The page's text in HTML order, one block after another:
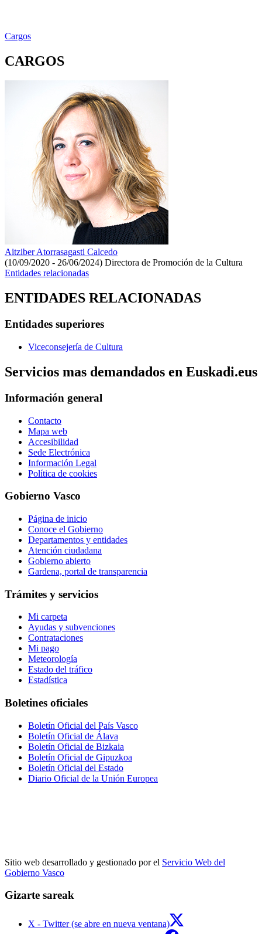
Cargos
CARGOS
Aitziber Atorrasagasti Calcedo
(10/09/2020 - 26/06/2024) Directora de Promoción de la Cultura
Entidades relacionadas
ENTIDADES RELACIONADAS
Entidades superiores
Viceconsejería de Cultura
Servicios mas demandados en Euskadi.eus
Información general
Contacto
Mapa web
Accesibilidad
Sede Electrónica
Información Legal
Política de cookies
Gobierno Vasco
Página de inicio
Conoce el Gobierno
Departamentos y entidades
Atención ciudadana
Gobierno abierto
Gardena, portal de transparencia
Trámites y servicios
Mi carpeta
Ayudas y subvenciones
Contrataciones
Mi pago
Meteorología
Estado del tráfico
Estadística
Boletines oficiales
Boletín Oficial del País Vasco
Boletín Oficial de Álava
Boletín Oficial de Bizkaia
Boletín Oficial de Gipuzkoa
Boletín Oficial del Estado
Diario Oficial de la Unión Europea
Sitio web desarrollado y gestionado por el Servicio Web del
Gobierno Vasco
Gizarte sareak
X - Twitter (se abre en nueva ventana)